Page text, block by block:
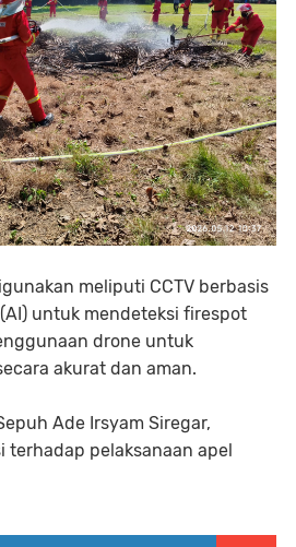
meliputi CCTV berbasis
untuk mendeteksi firespot
drone untuk
akurat dan aman.
Ade Irsyam Siregar,
terhadap pelaksanaan apel